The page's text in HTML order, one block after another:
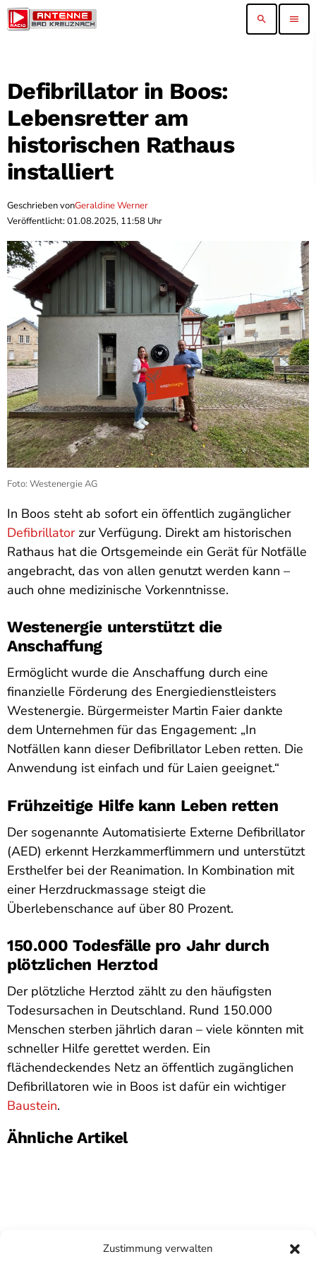
Zustimmung verwalten
search menu
Defibrillator in Boos:
Lebensretter am
historischen Rathaus
installiert
Geschrieben vonGeraldine Werner
Veröffentlicht: 01.08.2025, 11:58 Uhr
Foto: Westenergie AG
In Boos steht ab sofort ein öffentlich zugänglicher
Defibrillatorzur Verfügung. Direkt am historischen
Rathaus hat die Ortsgemeinde ein Gerät für Notfälle
angebracht, das von allen genutzt werden kann –
auch ohne medizinische Vorkenntnisse.
Westenergie unterstützt die
Anschaffung
Ermöglicht wurde die Anschaffung durch eine
finanzielle Förderung des Energiedienstleisters
Westenergie. Bürgermeister Martin Faier dankte
dem Unternehmen für das Engagement: „In
Notfällen kann dieser Defibrillator Leben retten. Die
Anwendung ist einfach und für Laien geeignet.“
Frühzeitige Hilfe kann Leben retten
Der sogenannte Automatisierte Externe Defibrillator
(AED) erkennt Herzkammerflimmern und unterstützt
Ersthelfer bei der Reanimation. In Kombination mit
einer Herzdruckmassage steigt die
Überlebenschance auf über 80 Prozent.
150.000 Todesfälle pro Jahr durch
plötzlichen Herztod
Der plötzliche Herztod zählt zu den häufigsten
Todesursachen in Deutschland. Rund 150.000
Menschen sterben jährlich daran – viele könnten mit
schneller Hilfe gerettet werden. Ein
flächendeckendes Netz an öffentlich zugänglichen
Defibrillatoren wie in Boos ist dafür ein wichtiger
Baustein.
Ähnliche Artikel